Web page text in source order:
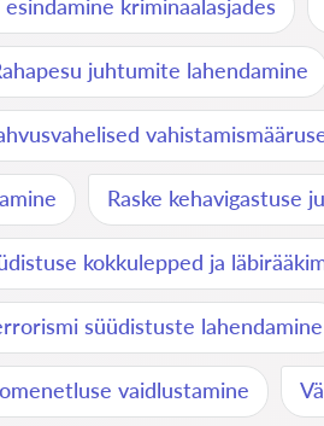
kriminaalasjades
juhtumite lahendamine
Raske kehavigastuse
kokkulepped ja
süüdistuste lahendamine
vaidlustamine